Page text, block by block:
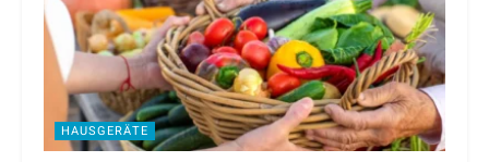
HAUSGERÄTE